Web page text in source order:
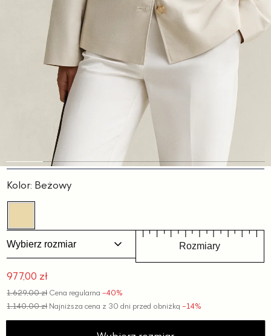
Slajd
Slajd
Slajd
Slajd
Slajd
Slajd
Kolor: Beżowy
Wybierz rozmiar Rozmiary
Cena
promocyjna
977,00 zł
1.629,00 zł Cena regularna −40%
1.140,00 złNajniższa cena z 30 dni przed obniżką−14%